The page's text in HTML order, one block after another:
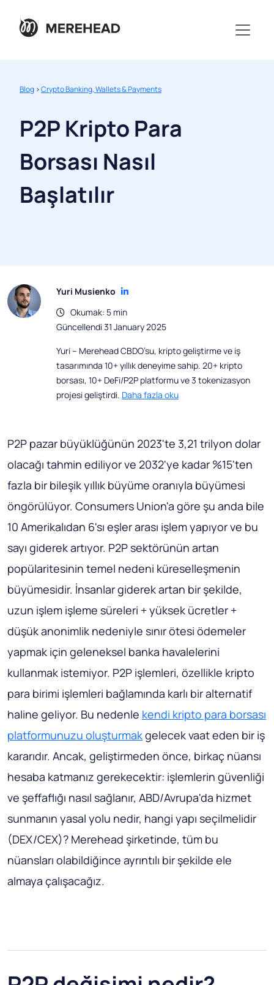
Blog >Crypto Banking, Wallets & Payments
P2P Kripto Para
Borsası Nasıl
Başlatılır
Yuri Musienko
Okumak: 5 min
Güncellendi 31 January 2025
Yuri – Merehead CBDO’su, kripto geliştirme ve iş
tasarımında 10+ yıllık deneyime sahip. 20+ kripto
borsası, 10+ DeFi/P2P platformu ve 3 tokenizasyon
projesi geliştirdi. Daha fazla oku
P2P pazar büyüklüğünün 2023'te 3,21 trilyon dolar
olacağı tahmin ediliyor ve 2032'ye kadar %15'ten
fazla bir bileşik yıllık büyüme oranıyla büyümesi
öngörülüyor. Consumers Union'a göre şu anda bile
10 Amerikalıdan 6'sı eşler arası işlem yapıyor ve bu
sayı giderek artıyor. P2P sektörünün artan
popülaritesinin temel nedeni küreselleşmenin
büyümesidir. İnsanlar giderek artan bir şekilde,
uzun işlem işleme süreleri + yüksek ücretler +
düşük anonimlik nedeniyle sınır ötesi ödemeler
yapmak için geleneksel banka havalelerini
kullanmak istemiyor. P2P işlemleri, özellikle kripto
para birimi işlemleri bağlamında karlı bir alternatif
haline geliyor. Bu nedenle kendi kripto para borsası
platformunuzu oluşturmakgelecek vaat eden bir iş
kararıdır. Ancak, geliştirmeden önce, birkaç nüansı
hesaba katmanız gerekecektir: işlemlerin güvenliği
ve şeffaflığı nasıl sağlanır, ABD/Avrupa'da hizmet
sunmanın yasal yolu nedir, hangi yapı seçilmelidir
(DEX/CEX)? Merehead şirketinde, tüm bu
nüansları olabildiğince ayrıntılı bir şekilde ele
almaya çalışacağız.